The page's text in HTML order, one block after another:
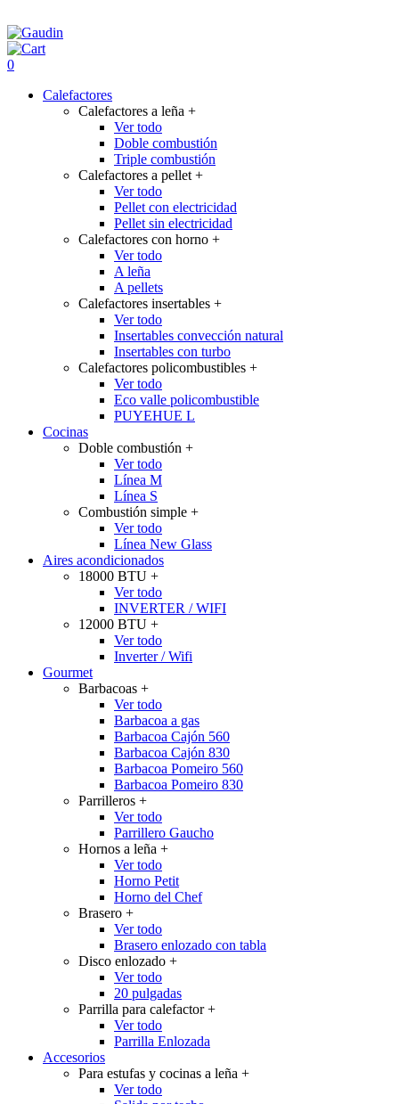
0
Calefactores
Calefactores a leña +
Ver todo
Doble combustión
Triple combustión
Calefactores a pellet +
Ver todo
Pellet con electricidad
Pellet sin electricidad
Calefactores con horno +
Ver todo
A leña
A pellets
Calefactores insertables +
Ver todo
Insertables convección natural
Insertables con turbo
Calefactores policombustibles +
Ver todo
Eco valle policombustible
PUYEHUE L
Cocinas
Doble combustión +
Ver todo
Línea M
Línea S
Combustión simple +
Ver todo
Línea New Glass
Aires acondicionados
18000 BTU +
Ver todo
INVERTER / WIFI
12000 BTU +
Ver todo
Inverter / Wifi
Gourmet
Barbacoas +
Ver todo
Barbacoa a gas
Barbacoa Cajón 560
Barbacoa Cajón 830
Barbacoa Pomeiro 560
Barbacoa Pomeiro 830
Parrilleros +
Ver todo
Parrillero Gaucho
Hornos a leña +
Ver todo
Horno Petit
Horno del Chef
Brasero +
Ver todo
Brasero enlozado con tabla
Disco enlozado +
Ver todo
20 pulgadas
Parrilla para calefactor+
Ver todo
Parrilla Enlozada
Accesorios
Para estufas y cocinas a leña +
Ver todo